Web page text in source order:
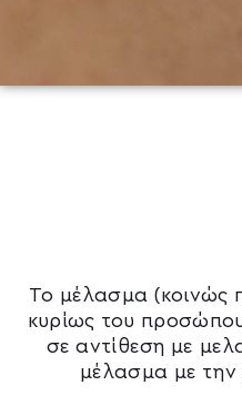
Το μέλασμα (κοινώς
κυρίως του
σε αντίθεση με
μέλασμα με την